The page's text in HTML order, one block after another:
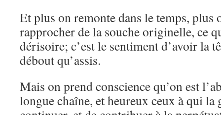
Et plus on remonte dans le temps, plus
rapprocher de la souche originelle, ce
dérisoire; c’est le sentiment d’avoir la
débout qu’assis.
Mais on prend conscience qu’on est
longue chaîne, et heureux ceux à qui la